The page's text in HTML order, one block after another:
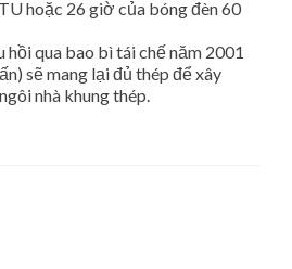
hoặc 26 giờ của bóng đèn 60
hồi qua bao bì tái chế năm 2001
sẽ mang lại đủ thép để xây
nhà khung thép.